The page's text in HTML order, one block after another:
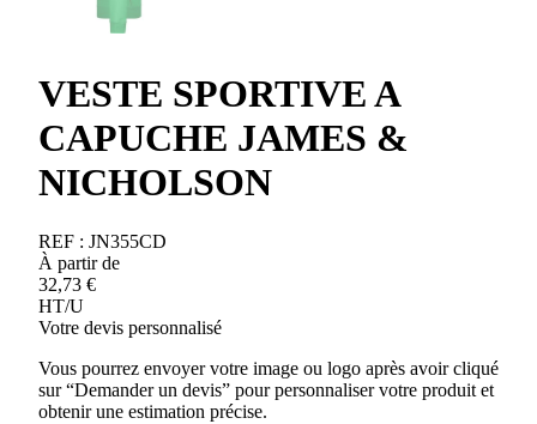
VESTE SPORTIVE A
CAPUCHE JAMES &
NICHOLSON
REF : JN355CD
À partir de
32,73 €
HT/U
Votre devis personnalisé
Vous pourrez envoyer votre image ou logo après avoir cliqué
sur “Demander un devis” pour personnaliser votre produit et
obtenir une estimation précise.